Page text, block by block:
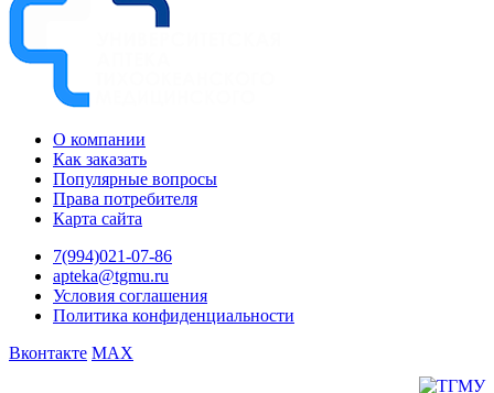
О компании
Как заказать
Популярные вопросы
Права потребителя
Карта сайта
7(994)021-07-86
apteka@tgmu.ru
Условия соглашения
Политика конфиденциальности
Вконтакте MAX